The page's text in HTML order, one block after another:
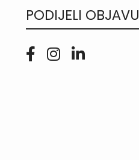
PODIJELI OBJAVU